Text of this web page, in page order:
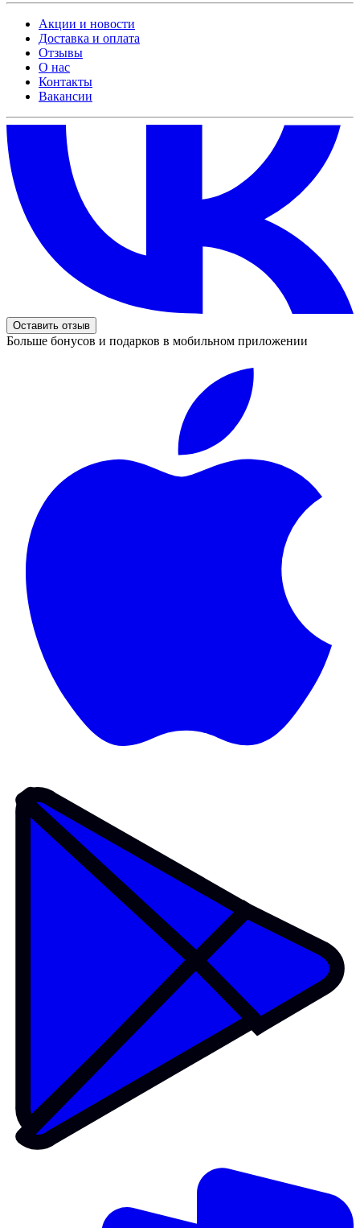
Акции и новости
Доставка и оплата
Отзывы
О нас
Контакты
Вакансии
Оставить отзыв
Больше бонусов и подарков в мобильном приложении